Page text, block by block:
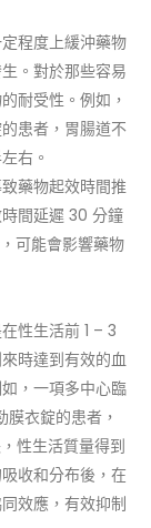
程度上緩沖藥物
。對於那些容易
耐受性。例如，
患者，胃腸道不
右。
藥物起效時間推
間延遲 30 分鐘
可能會影響藥物
性生活前 1 – 3
時達到有效的血
，一項多中心臨
衣錠的患者，
性生活質量得到
收和分布後，在
效應，有效抑制